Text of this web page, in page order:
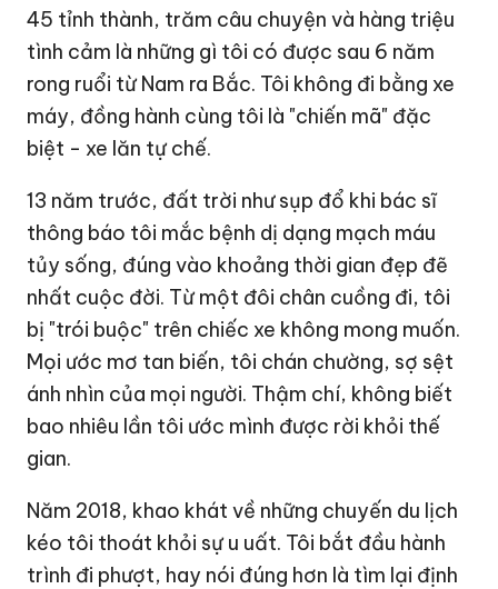
45 tỉnh thành, trăm câu chuyện và hàng triệu
tình cảm là những gì tôi có được sau 6 năm
rong ruổi từ Nam ra Bắc. Tôi không đi bằng xe
máy, đồng hành cùng tôi là "chiến mã" đặc
biệt - xe lăn tự chế.
13 năm trước, đất trời như sụp đổ khi bác sĩ
thông báo tôi mắc bệnh dị dạng mạch máu
tủy sống, đúng vào khoảng thời gian đẹp đẽ
nhất cuộc đời. Từ một đôi chân cuồng đi, tôi
bị "trói buộc" trên chiếc xe không mong muốn.
Mọi ước mơ tan biến, tôi chán chường, sợ sệt
ánh nhìn của mọi người. Thậm chí, không biết
bao nhiêu lần tôi ước mình được rời khỏi thế
gian.
Năm 2018, khao khát về những chuyến du lịch
kéo tôi thoát khỏi sự u uất. Tôi bắt đầu hành
trình đi phượt, hay nói đúng hơn là tìm lại định